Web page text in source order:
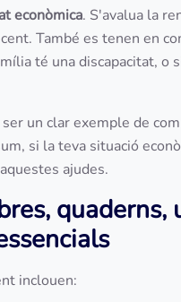
econòmica. S'avalua la
També es tenen en
té una discapacitat, o
ser un clar exemple de
si la teva situació
ajudes.
inclouen: